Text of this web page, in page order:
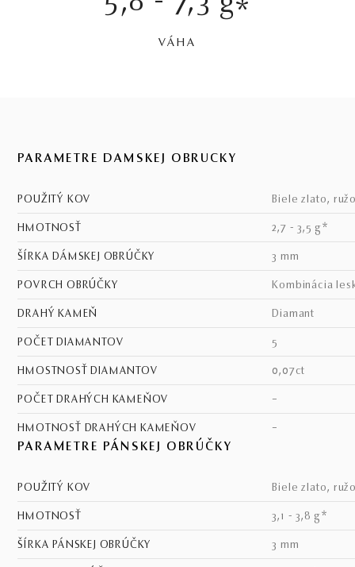
*
VÁHA
PARAMETRE DÁMSKEJ OBRÚČKY
POUŽITÝ KOV biele zlato,
HMOTNOSŤ 2,7 - 3,5 g*
ŠÍRKA DÁMSKEJ OBRÚČKY 3 mm
POVRCH OBRÚČKY kombinácia
DRAHÝ KAMEŇ diamant
POČET DIAMANTOV 5
HMOSTNOSŤ DIAMANTOV 0,07ct
POČET DRAHÝCH KAMEŇOV –
HMOTNOSŤ DRAHÝCH KAMEŇOV –
PARAMETRE PÁNSKEJ OBRÚČKY
POUŽITÝ KOV biele zlato,
HMOTNOSŤ 3,1 - 3,8 g*
ŠÍRKA PÁNSKEJ OBRÚČKY 3 mm